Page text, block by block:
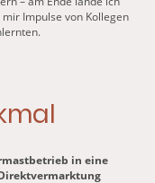
Impulse von Kollegen
in eine